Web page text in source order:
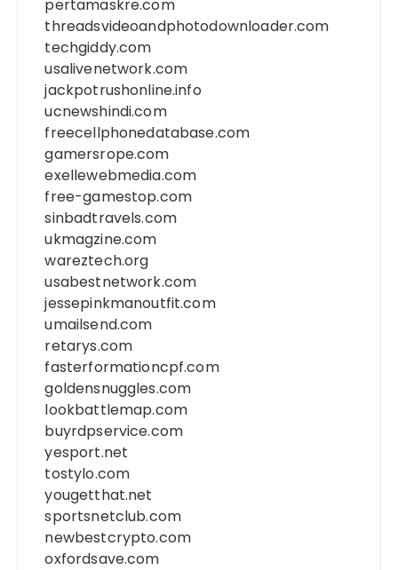
pertamaskre.com
threadsvideoandphotodownloader.com
techgiddy.com
usalivenetwork.com
jackpotrushonline.info
ucnewshindi.com
freecellphonedatabase.com
gamersrope.com
exellewebmedia.com
free-gamestop.com
sinbadtravels.com
ukmagzine.com
wareztech.org
usabestnetwork.com
jessepinkmanoutfit.com
umailsend.com
retarys.com
fasterformationcpf.com
goldensnuggles.com
lookbattlemap.com
buyrdpservice.com
yesport.net
tostylo.com
yougetthat.net
sportsnetclub.com
newbestcrypto.com
oxfordsave.com